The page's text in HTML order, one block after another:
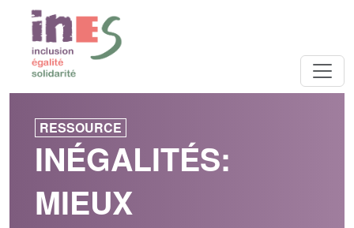
RESSOURCE
INÉGALITÉS:
MIEUX